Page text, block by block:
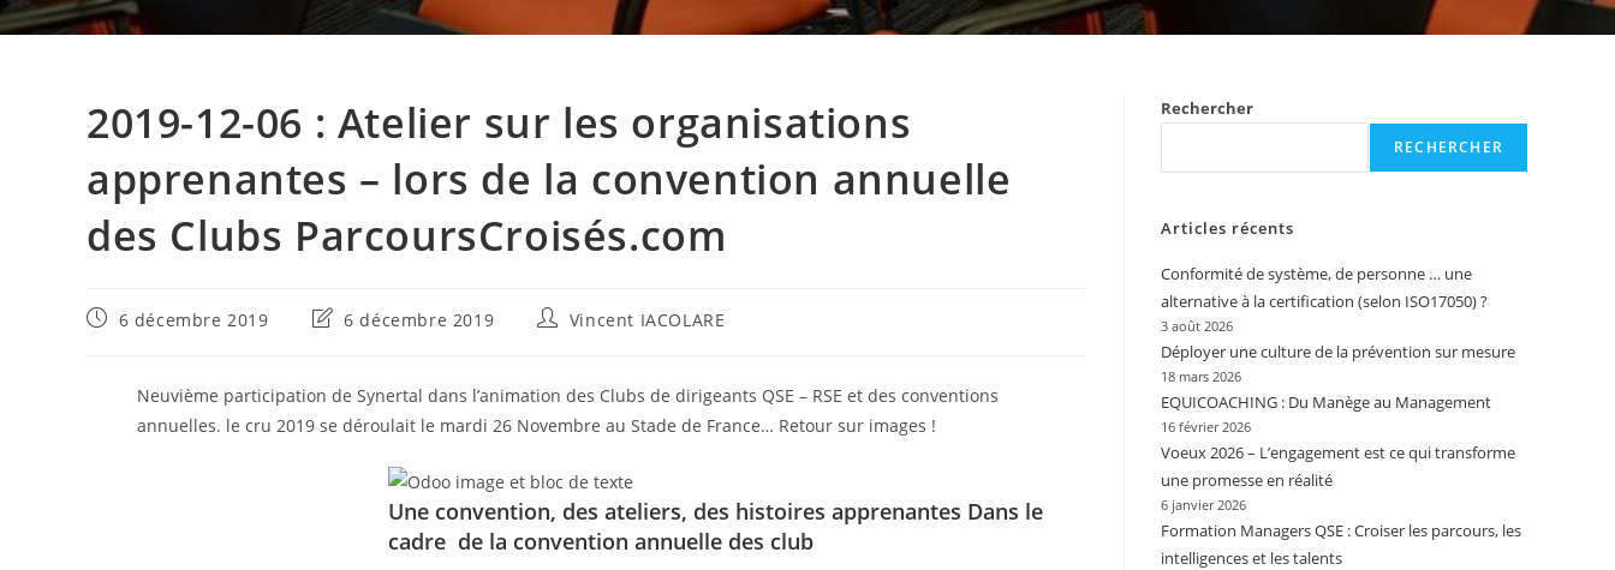
2019-12-06 : Atelier sur les organisations
apprenantes – lors de la convention annuelle
des Clubs ParcoursCroisés.com
Publication
6 décembre 2019
Dernière
publication :
6 décembre 2019
Auteur/autrice
publication :
Vincent IACOLARE
Neuvième participation de Synertal dans l’animation des Clubs de dirigeants QSE – RSE et des conventions
annuelles. le cru 2019 se déroulait le mardi 26 Novembre au Stade de France… Retour sur images !
Une convention, des ateliers, des histoires apprenantes Dans le
cadre de la convention annuelle des club
Rechercher
RECHERCHER
Articles récents
Conformité de système, de personne … une
alternative à la certification (selon ISO17050) ?
3 août 2026
Déployer une culture de la prévention sur mesure
18 mars 2026
EQUICOACHING : Du Manège au Management
16 février 2026
Voeux 2026 – L’engagement est ce qui transforme
une promesse en réalité
6 janvier 2026
Formation Managers QSE : Croiser les parcours, les
intelligences et les talents